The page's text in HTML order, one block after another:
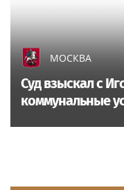
МОСКВА
Суд взыскал с
коммунальные